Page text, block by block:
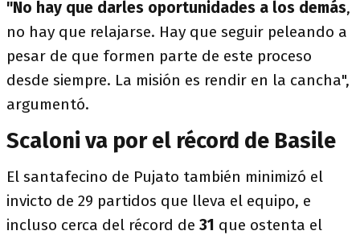
"No hay que darles oportunidades a los demás,
no hay que relajarse. Hay que seguir peleando a
pesar de que formen parte de este proceso
desde siempre. La misión es rendir en la cancha",
argumentó.
Scaloni va por el récord de Basile
El santafecino de Pujato también minimizó el
invicto de 29 partidos que lleva el equipo, e
incluso cerca del récord de 31 que ostenta el